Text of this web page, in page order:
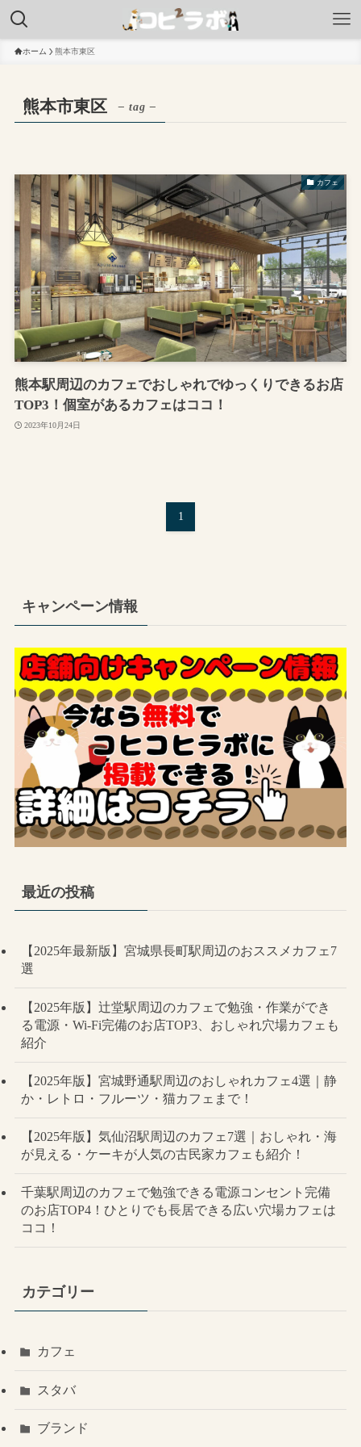
ホーム 熊本市東区
熊本市東区 – tag –
カフェ
熊本駅周辺のカフェでおしゃれでゆっくりできるお店
TOP3！個室があるカフェはココ！
2023年10月24日
1
キャンペーン情報
最近の投稿
【2025年最新版】宮城県長町駅周辺のおススメカフェ7
選
【2025年版】辻堂駅周辺のカフェで勉強・作業ができ
る電源・Wi-Fi完備のお店TOP3、おしゃれ穴場カフェも
紹介
【2025年版】宮城野通駅周辺のおしゃれカフェ4選｜静
か・レトロ・フルーツ・猫カフェまで！
【2025年版】気仙沼駅周辺のカフェ7選｜おしゃれ・海
が見える・ケーキが人気の古民家カフェも紹介！
千葉駅周辺のカフェで勉強できる電源コンセント完備
のお店TOP4！ひとりでも長居できる広い穴場カフェは
ココ！
カテゴリー
カフェ
スタバ
ブランド